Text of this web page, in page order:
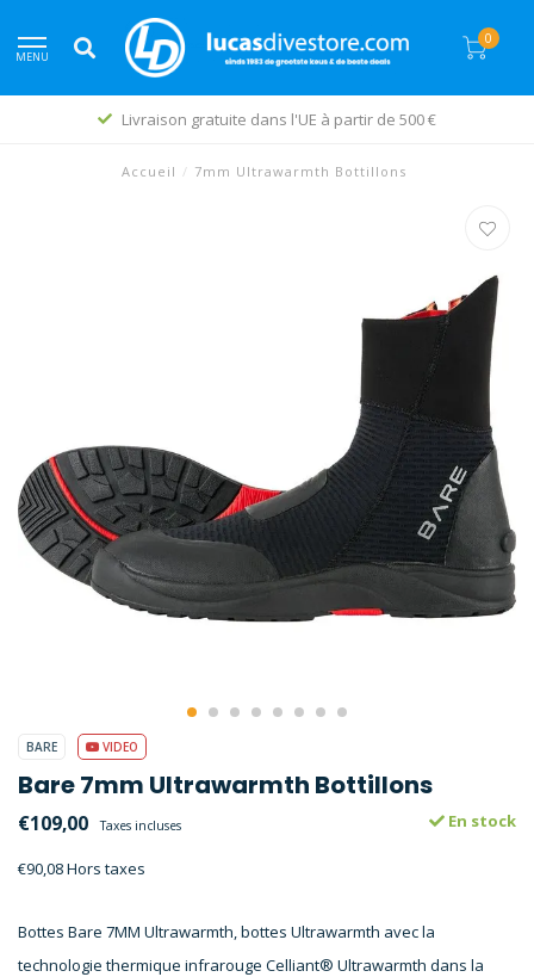
MENU
0
Livraison gratuite dans l'UE à partir de 500 €
Accueil / 7mm Ultrawarmth Bottillons
BARE VIDEO
Bare 7mm Ultrawarmth Bottillons
€109,00 Taxes incluses
€90,08 Hors taxes
En stock
Bottes Bare 7MM Ultrawarmth, bottes Ultrawarmth avec la
technologie thermique infrarouge Celliant® Ultrawarmth dans la